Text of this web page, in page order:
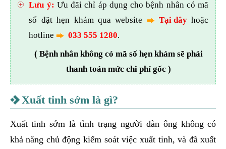
Lưu ý: Ưu đãi chỉ áp dụng cho bệnh nhân có mã
số đặt hẹn khám qua website
Tại đâyhoặc
hotline
033 555 1280.
( Bệnh nhân không có mã số hẹn khám sẽ phải
thanh toán mức chi phí gốc )
Xuất tinh sớm là gì?
Xuất tinh sớm là tình trạng người đàn ông không có
khả năng chủ động kiểm soát việc xuất tinh, và đã xuất